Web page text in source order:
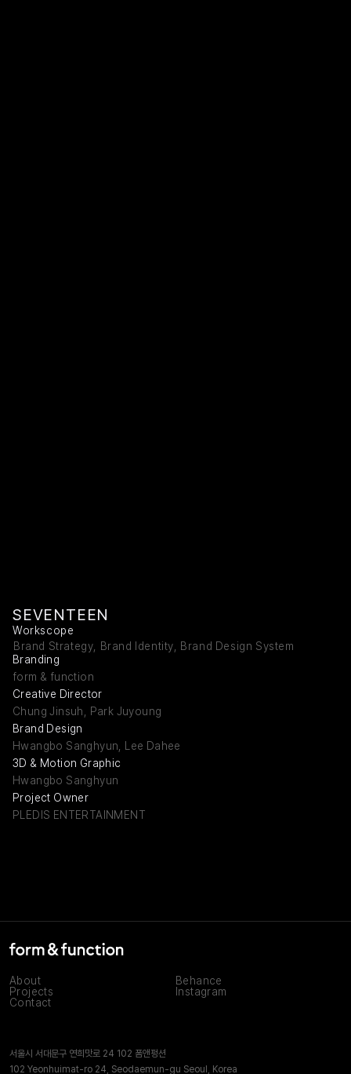
SEVENTEEN
Workscope
Brand Strategy, Brand Identity, Brand Design System
Branding
form & function
Creative Director
Chung Jinsuh, Park Juyoung
Brand Design
Hwangbo Sanghyun, Lee Dahee
3D & Motion Graphic
Hwangbo Sanghyun
Project Owner
PLEDIS ENTERTAINMENT
About
Projects
Contact
Behance
Instagram
서울시 서대문구 연희맛로 24 102 폼앤펑션
102 Yeonhuimat-ro 24, Seodaemun-gu Seoul, Korea